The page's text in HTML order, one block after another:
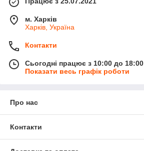
м. Харків
Харків, Україна
Контакти
Сьогодні працює з 10:00 до 18:00
Показати весь графік роботи
Про нас
Контакти